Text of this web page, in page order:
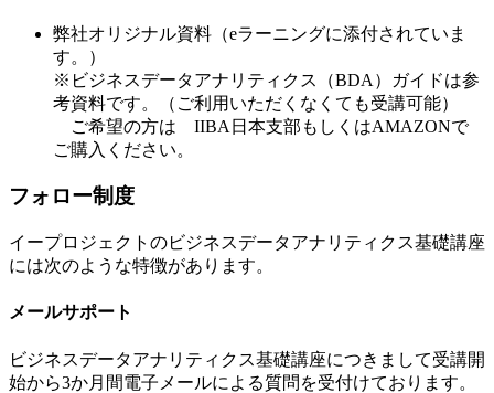
弊社オリジナル資料（eラーニングに添付されていま
す。）
※ビジネスデータアナリティクス（BDA）ガイドは参
考資料です。（ご利用いただくなくても受講可能）
ご希望の方は IIBA日本支部もしくはAMAZONで
ご購入ください。
フォロー制度
イープロジェクトのビジネスデータアナリティクス基礎講座
には次のような特徴があります。
メールサポート
ビジネスデータアナリティクス基礎講座につきまして受講開
始から3か月間電子メールによる質問を受付けております。